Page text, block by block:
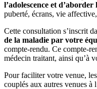
l’adolescence et
puberté, écrans, vie
Cette consultation s’inscrit
de la maladie par votre
compte-rendu. Ce compte-
médecin traitant, ainsi qu’à
Pour faciliter votre venue,
couplés aux autres venues